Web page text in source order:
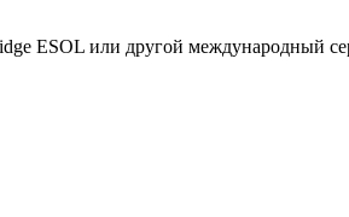
ESOL или другой международный